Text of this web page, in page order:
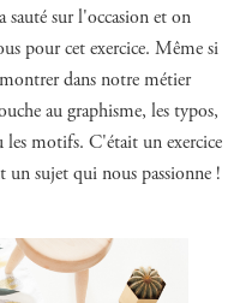
sur l'occasion et on
pour cet exercice. Même si
dans notre métier
au graphisme, les typos,
les motifs. C'était un exercice
sujet qui nous passionne !